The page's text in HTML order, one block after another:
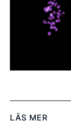
LÄS MER